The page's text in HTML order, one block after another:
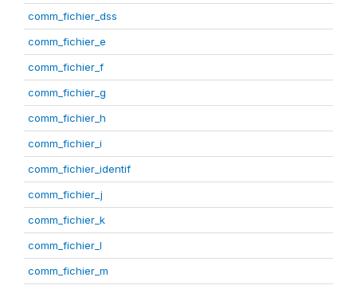
comm_fichier_dss
comm_fichier_e
comm_fichier_f
comm_fichier_g
comm_fichier_h
comm_fichier_i
comm_fichier_identif
comm_fichier_j
comm_fichier_k
comm_fichier_l
comm_fichier_m